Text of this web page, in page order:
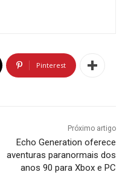
Pinterest
Próximo artigo
Echo Generation oferece
aventuras paranormais dos
anos 90 para Xbox e PC